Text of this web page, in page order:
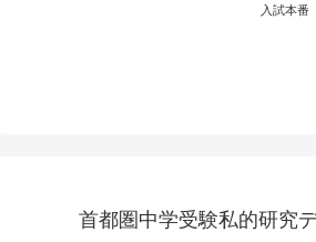
入試本番
首都圏中学受験私的研究